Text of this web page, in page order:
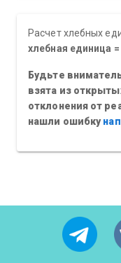
Расчет хлебных
хлебная единица
Будьте
взята из
отклонения от
нашли ошибку